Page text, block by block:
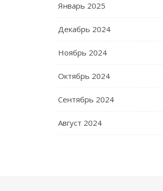
Январь 2025
Декабрь 2024
Ноябрь 2024
Октябрь 2024
Сентябрь 2024
Август 2024